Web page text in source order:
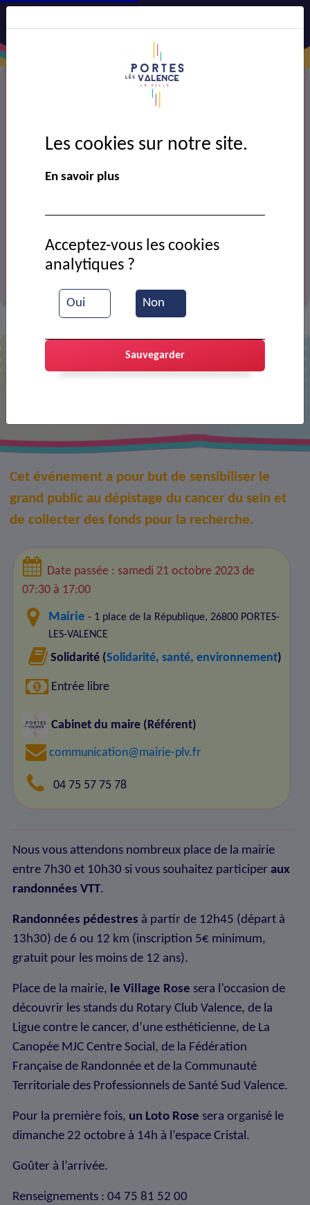
Octobre rose 2024
Cet événement a pour but de sensibiliser le
grand public au dépistage du cancer du sein et
de collecter des fonds pour la recherche.
Date passée : samedi 21 octobre 2023 de
07:30 à 17:00
Mairie - 1 place de la République, 26800 PORTES-
LES-VALENCE
Solidarité (Solidarité, santé, environnement)
Entrée libre
Cabinet du maire (Référent)
communication@mairie-plv.fr
04 75 57 75 78
Nous vous attendons nombreux place de la mairie
entre 7h30 et 10h30 si vous souhaitez participer aux
randonnées VTT.
Randonnées pédestres à partir de 12h45 (départ à
13h30) de 6 ou 12 km (inscription 5€ minimum,
gratuit pour les moins de 12 ans).
Place de la mairie, le Village Rose sera l’occasion de
découvrir les stands du Rotary Club Valence, de la
Ligue contre le cancer, d’une esthéticienne, de La
Canopée MJC Centre Social, de la Fédération
Française de Randonnée et de la Communauté
Territoriale des Professionnels de Santé Sud Valence.
Pour la première fois, un Loto Rose sera organisé le
dimanche 22 octobre à 14h à l’espace Cristal.
Goûter à l’arrivée.
Renseignements : 04 75 81 52 00
Les cookies sur notre site.
En savoir plus
Oui Non
Acceptez-vous les cookies
analytiques ?
Sauvegarder